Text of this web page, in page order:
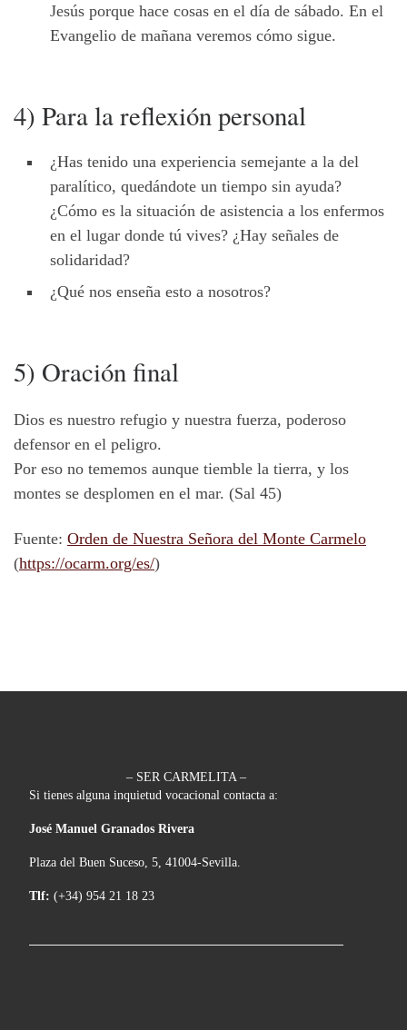
Jesús porque hace cosas en el día de sábado. En el
Evangelio de mañana veremos cómo sigue.
4) Para la reflexión personal
¿Has tenido una experiencia semejante a la del
paralítico, quedándote un tiempo sin ayuda?
¿Cómo es la situación de asistencia a los enfermos
en el lugar donde tú vives? ¿Hay señales de
solidaridad?
¿Qué nos enseña esto a nosotros?
5) Oración final
Dios es nuestro refugio y nuestra fuerza, poderoso
defensor en el peligro.
Por eso no tememos aunque tiemble la tierra, y los
montes se desplomen en el mar. (Sal 45)
Fuente: Orden de Nuestra Señora del Monte Carmelo
(https://ocarm.org/es/)
– SER CARMELITA –
Si tienes alguna inquietud vocacional contacta a:
José Manuel Granados Rivera
Plaza del Buen Suceso, 5, 41004-Sevilla.
Tlf: (+34) 954 21 18 23